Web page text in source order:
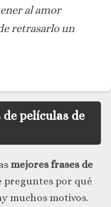
al amor
retrasarlo un
películas de
mejores frases de
preguntes por qué
muchos motivos.